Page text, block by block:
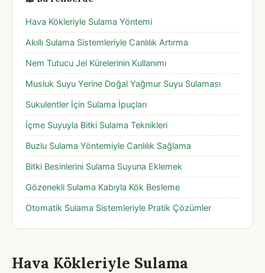
Hava Kökleriyle Sulama Yöntemi
Akıllı Sulama Sistemleriyle Canlılık Artırma
Nem Tutucu Jel Kürelerinin Kullanımı
Musluk Suyu Yerine Doğal Yağmur Suyu Sulaması
Sukulentler İçin Sulama İpuçları
İçme Suyuyla Bitki Sulama Teknikleri
Buzlu Sulama Yöntemiyle Canlılık Sağlama
Bitki Besinlerini Sulama Suyuna Eklemek
Gözenekli Sulama Kabıyla Kök Besleme
Otomatik Sulama Sistemleriyle Pratik Çözümler
Hava Kökleriyle Sulama